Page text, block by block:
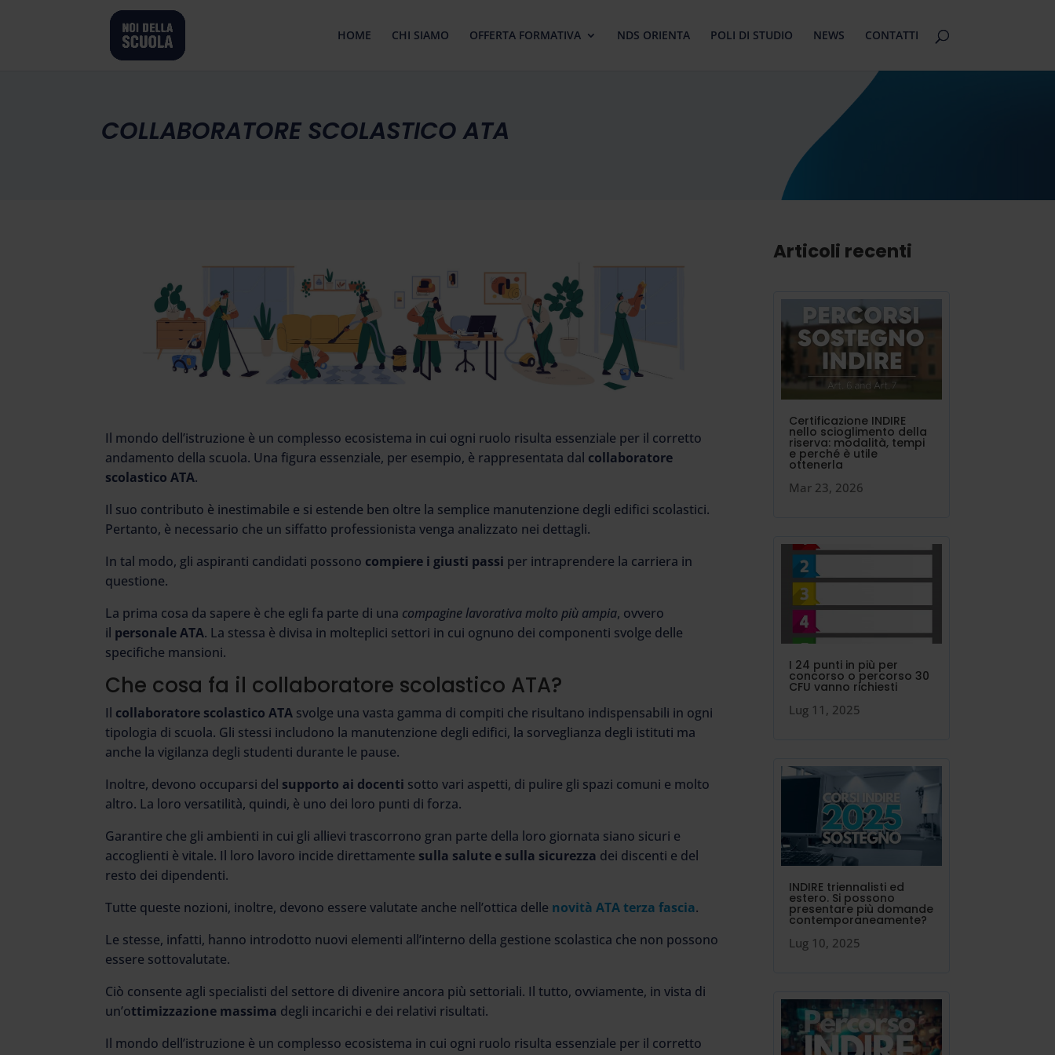
HOME CHI SIAMO OFFERTA FORMATIVA NDS ORIENTA POLI DI STUDIO NEWS CONTATTI
COLLABORATORE SCOLASTICO ATA
Il mondo dell’istruzione è un complesso ecosistema in cui ogni ruolo risulta essenziale per il corretto
andamento della scuola. Una figura essenziale, per esempio, è rappresentata dal collaboratore
scolastico ATA.
Il suo contributo è inestimabile e si estende ben oltre la semplice manutenzione degli edifici scolastici.
Pertanto, è necessario che un siffatto professionista venga analizzato nei dettagli.
In tal modo, gli aspiranti candidati possono compiere i giusti passi per intraprendere la carriera in
questione.
La prima cosa da sapere è che egli fa parte di una compagine lavorativa molto più ampia, ovvero
il personale ATA. La stessa è divisa in molteplici settori in cui ognuno dei componenti svolge delle
specifiche mansioni.
Che cosa fa il collaboratore scolastico ATA?
Il collaboratore scolastico ATA svolge una vasta gamma di compiti che risultano indispensabili in ogni
tipologia di scuola. Gli stessi includono la manutenzione degli edifici, la sorveglianza degli istituti ma
anche la vigilanza degli studenti durante le pause.
Inoltre, devono occuparsi del supporto ai docenti sotto vari aspetti, di pulire gli spazi comuni e molto
altro. La loro versatilità, quindi, è uno dei loro punti di forza.
Garantire che gli ambienti in cui gli allievi trascorrono gran parte della loro giornata siano sicuri e
accoglienti è vitale. Il loro lavoro incide direttamente sulla salute e sulla sicurezza dei discenti e del
resto dei dipendenti.
Tutte queste nozioni, inoltre, devono essere valutate anche nell’ottica delle novità ATA terza fascia.
Le stesse, infatti, hanno introdotto nuovi elementi all’interno della gestione scolastica che non possono
essere sottovalutate.
Ciò consente agli specialisti del settore di divenire ancora più settoriali. Il tutto, ovviamente, in vista di
un’ottimizzazione massima degli incarichi e dei relativi risultati.
Il mondo dell’istruzione è un complesso ecosistema in cui ogni ruolo risulta essenziale per il corretto
Articoli recenti
Certificazione INDIRE
nello scioglimento della
riserva: modalità, tempi
e perché è utile
ottenerla
Mar 23, 2026
I 24 punti in più per
concorso o percorso 30
CFU vanno richiesti
Lug 11, 2025
INDIRE triennalisti ed
estero. Si possono
presentare più domande
contemporaneamente?
Lug 10, 2025